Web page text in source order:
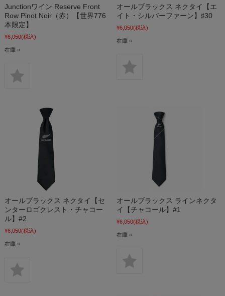
Junctionワイン Reserve Front
Row Pinot Noir（赤）【世界776
本限定】
¥6,050(税込)
在庫 ○
オールブラックス ネクタイ【エ
イト・シルバーファーン】♯30
¥6,050(税込)
在庫 ○
オールブラックス ネクタイ【セ
ンターロゴクレスト・チャコー
ル】#2
¥6,050(税込)
在庫 ○
オールブラックス ラインネクタ
イ【チャコール】#1
¥6,050(税込)
在庫 ○